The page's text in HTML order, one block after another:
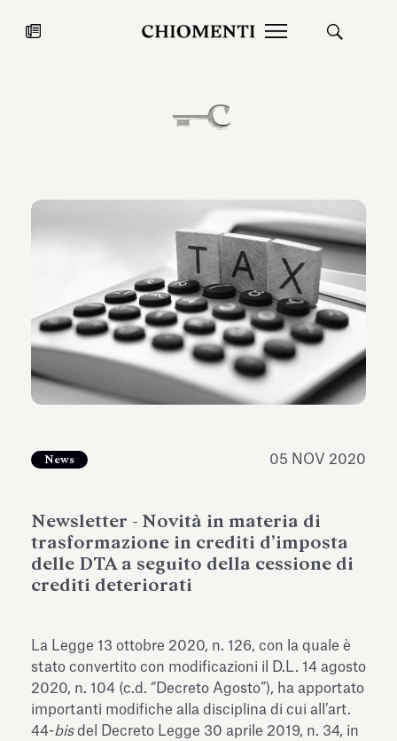
27 LUG 2026
Fondazione Torlonia inaugura la
mostra Marmora Romana
ampliando gli spazi espositivi
EcoVadis
News 05 NOV 2020
Newsletter - Novità in materia di
trasformazione in crediti d’imposta
delle DTA a seguito della cessione di
crediti deteriorati
La Legge 13 ottobre 2020, n. 126, con la quale è
stato convertito con modificazioni il D.L. 14 agosto
2020, n. 104 (c.d. “Decreto Agosto”), ha apportato
importanti modifiche alla disciplina di cui all’art.
44-bisdel Decreto Legge 30 aprile 2019, n. 34, in